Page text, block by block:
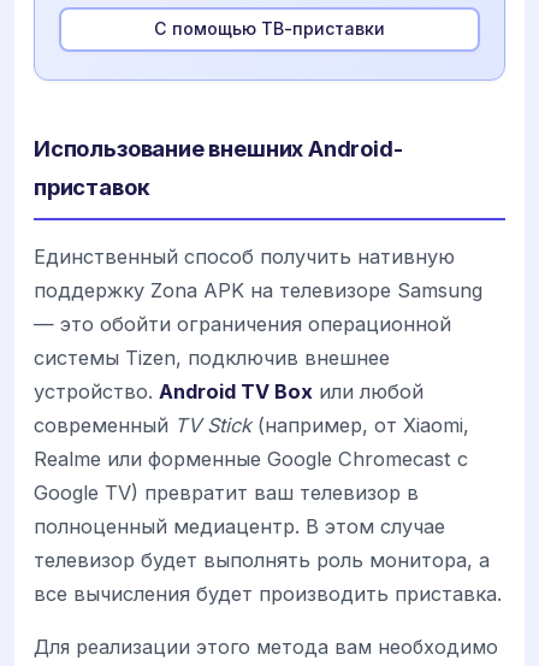
С помощью ТВ-приставки
Использование внешних Android-
приставок
Единственный способ получить нативную
поддержку Zona APK на телевизоре Samsung
— это обойти ограничения операционной
системы Tizen, подключив внешнее
устройство. Android TV Box или любой
современный TV Stick(например, от Xiaomi,
Realme или форменные Google Chromecast с
Google TV) превратит ваш телевизор в
полноценный медиацентр. В этом случае
телевизор будет выполнять роль монитора, а
все вычисления будет производить приставка.
Для реализации этого метода вам необходимо